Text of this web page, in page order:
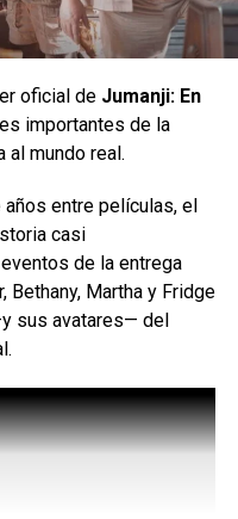
Peter y yo cuando
años, como cuando
y todo eso, y
de terror llamado
oficial de Jumanji: En
importantes de la
al mundo real.
entre películas, el
casi
de la entrega
Bethany, Martha y Fridge
sus avatares— del